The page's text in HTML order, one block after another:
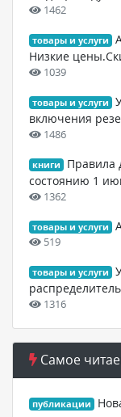
1462
товары и услуги
Низкие
1039
товары и услуги
включения
1486
книги
Правила
состоянию 1
1362
товары и услуги
519
товары и услуги
1316
Самое
публикации